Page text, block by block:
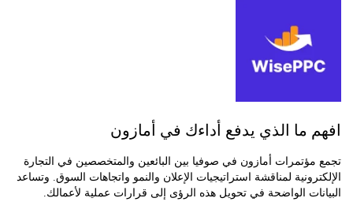
ما الذي يدفع أداءك في أمازون
أمازون في صوفيا بين البائعين والمتخصصين في التجارة
لمناقشة استراتيجيات الإعلان والنمو واتجاهات السوق. وتساعد
الواضحة في تحويل هذه الرؤى إلى قرارات عملية لأعمالك.